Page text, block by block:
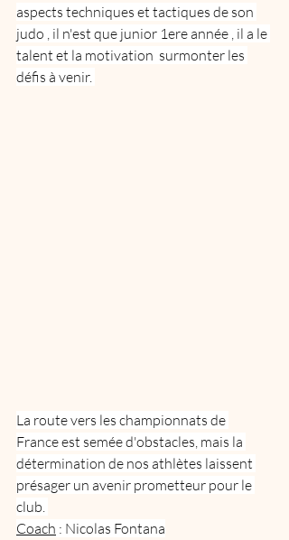
aspects techniques et tactiques de son
judo , il n'est que junior 1ere année , il a le
talent et la motivation  surmonter les
défis à venir.
La route vers les championnats de
France est semée d'obstacles, mais la
détermination de nos athlètes laissent
présager un avenir prometteur pour le
club.
Coach : Nicolas Fontana